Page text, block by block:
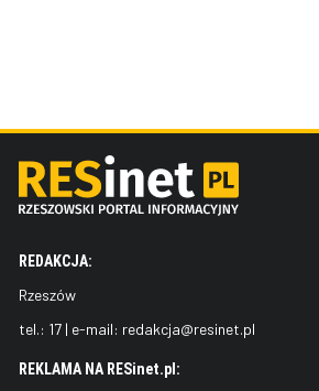
REDAKCJA:
Rzeszów
tel.: 17 | e-mail: redakcja@resinet.pl
REKLAMA NA RESinet.pl: